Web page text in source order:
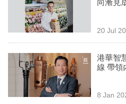
市
理
商
業
科
向漸見
20 Jul
港華智
線 帶領
8 Jan